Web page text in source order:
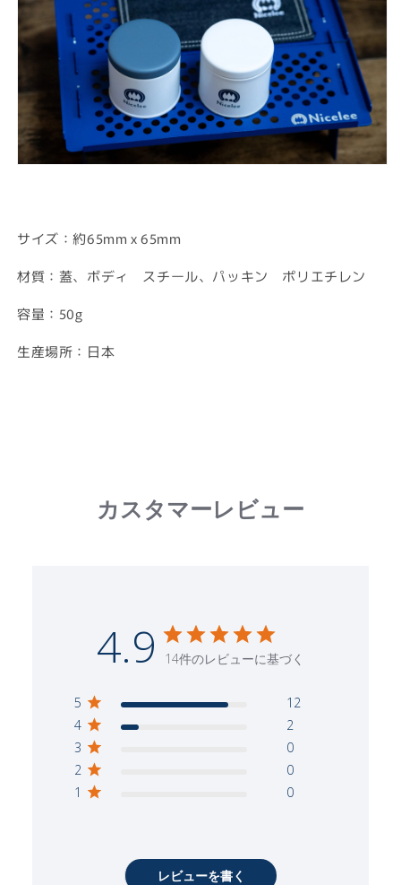
サイズ：約65mm x 65mm
材質：蓋、ボディ スチール、パッキン ポリエチレン
容量： 50g
生産場所：日本
カスタマーレビュー
4.9 14件のレビューに基づく
5
12
4
2
3
0
2
0
1
0
レビューを書く